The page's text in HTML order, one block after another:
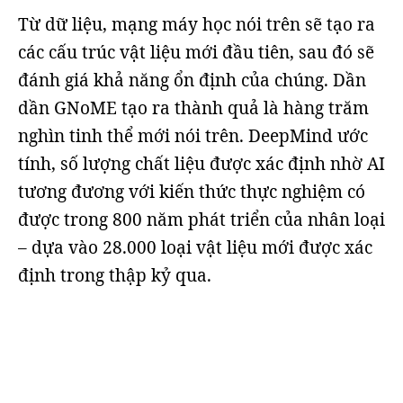
Từ dữ liệu, mạng máy học nói trên sẽ tạo ra
các cấu trúc vật liệu mới đầu tiên, sau đó sẽ
đánh giá khả năng ổn định của chúng. Dần
dần GNoME tạo ra thành quả là hàng trăm
nghìn tinh thể mới nói trên. DeepMind ước
tính, số lượng chất liệu được xác định nhờ AI
tương đương với kiến thức thực nghiệm có
được trong 800 năm phát triển của nhân loại
– dựa vào 28.000 loại vật liệu mới được xác
định trong thập kỷ qua.